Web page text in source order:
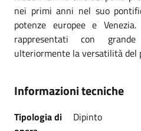
nei primi anni nel suo
potenze europee e
rappresentati con
ulteriormente la versatilità del
Informazioni tecniche
Tipologia di
Dipinto